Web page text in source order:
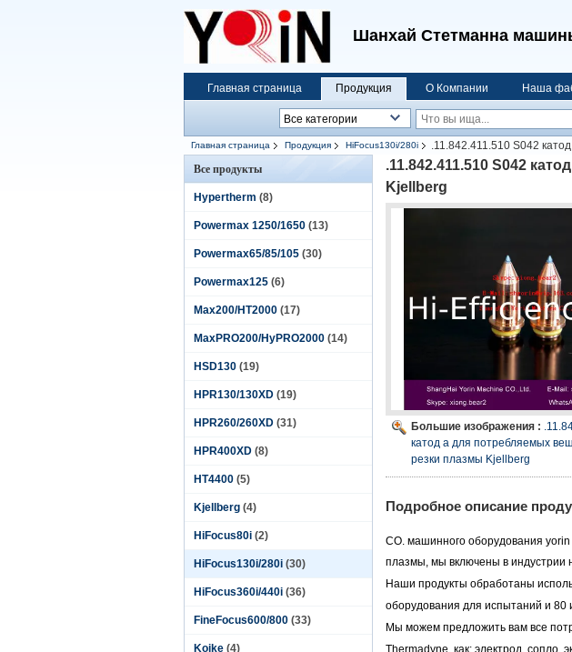
Шанхай Стетманна
Главная страница Продукция О Компании Наша
Главная страница Продукция HiFocus130i/280i
.11.842.411.510 S042
Все продукты
Hypertherm (8)
Powermax 1250/1650 (13)
Powermax65/85/105 (30)
Powermax125 (6)
Max200/HT2000 (17)
MaxPRO200/HyPRO2000 (14)
HSD130 (19)
HPR130/130XD (19)
HPR260/260XD (31)
HPR400XD (8)
HT4400 (5)
Kjellberg (4)
HiFocus80i (2)
HiFocus130i/280i (30)
HiFocus360i/440i (36)
FineFocus600/800 (33)
Koike (4)
.11.842.411.510 S042
Kjellberg
Большие изображения :
катод a для потребляемых
резки плазмы Kjellberg
Подробное описание
CO. машинного оборудования
плазмы, мы включены в индустрии
Наши продукты обработаны
оборудования для испытаний и 80
Мы можем предложить вам все
Thermadyne, как: электрод, сопло,